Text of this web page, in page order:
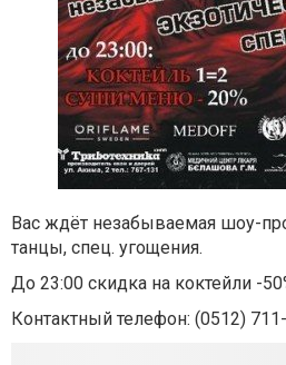
Вас ждёт незабываемая шоу-
танцы, спец. угощения.
До 23:00 скидка на коктейли -
Контактный телефон: (0512)